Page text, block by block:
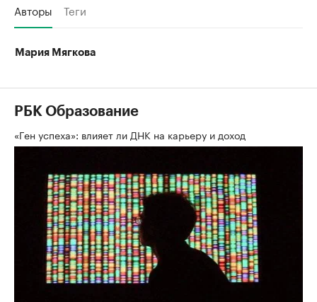
Авторы Теги
Мария Мягкова
РБК Образование
«Ген успеха»: влияет ли ДНК на карьеру и доход